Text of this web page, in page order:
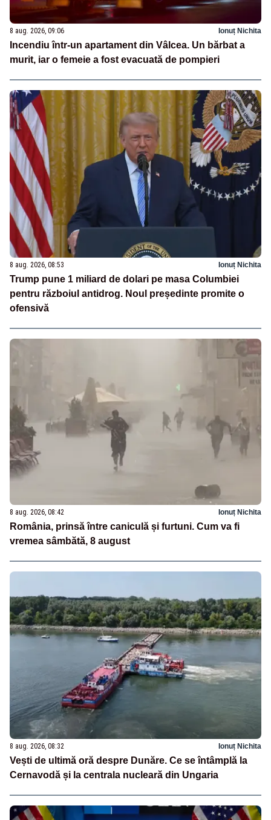
8 aug. 2026, 09:06 Ionuț Nichita
Incendiu într-un apartament din Vâlcea. Un bărbat a
murit, iar o femeie a fost evacuată de pompieri
8 aug. 2026, 08:53 Ionuț Nichita
Trump pune 1 miliard de dolari pe masa Columbiei
pentru războiul antidrog. Noul președinte promite o
ofensivă
8 aug. 2026, 08:42 Ionuț Nichita
România, prinsă între caniculă și furtuni. Cum va fi
vremea sâmbătă, 8 august
8 aug. 2026, 08:32 Ionuț Nichita
Vești de ultimă oră despre Dunăre. Ce se întâmplă la
Cernavodă și la centrala nucleară din Ungaria